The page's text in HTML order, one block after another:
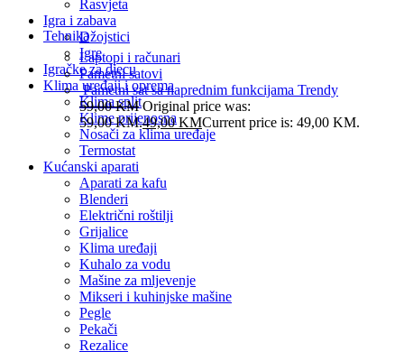
Rasvjeta
Igra i zabava
Džojstici
Igre
Igračke za djecu
Klima uređaji i oprema
Klima split
Klime prijenosna
Nosači za klima uređaje
Termostat
Kućanski aparati
Aparati za kafu
Blenderi
Električni roštilji
Grijalice
Klima uređaji
Kuhalo za vodu
Mašine za mljevenje
Mikseri i kuhinjske mašine
Pegle
Pekači
Rezalice
Tehnika
Laptopi i računari
Pametni satovi
Pametni sat sa naprednim funkcijama Trendy
59,00KM Original price was:
59,00 KM.49,00KMCurrent price is: 49,00 KM.